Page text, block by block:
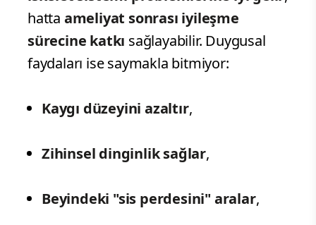
hatta ameliyat sonrası iyileşme
sürecine katkı sağlayabilir. Duygusal
faydaları ise saymakla bitmiyor:
Kaygı düzeyini azaltır,
Zihinsel dinginlik sağlar,
Beyindeki "sis perdesini" aralar,